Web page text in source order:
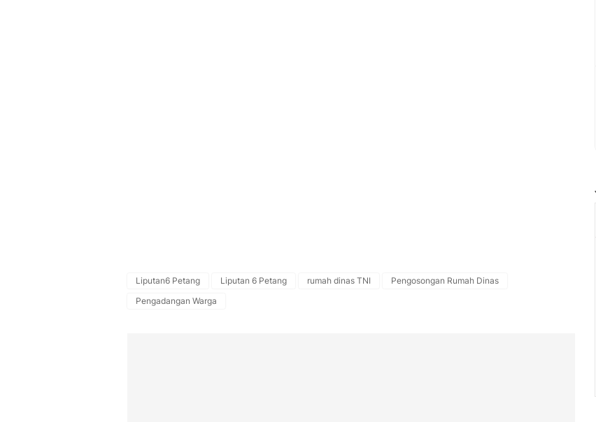
Liputan6 Petang Liputan 6 Petang rumah dinas TNI
Pengosongan Rumah Dinas
Pengadangan Warga